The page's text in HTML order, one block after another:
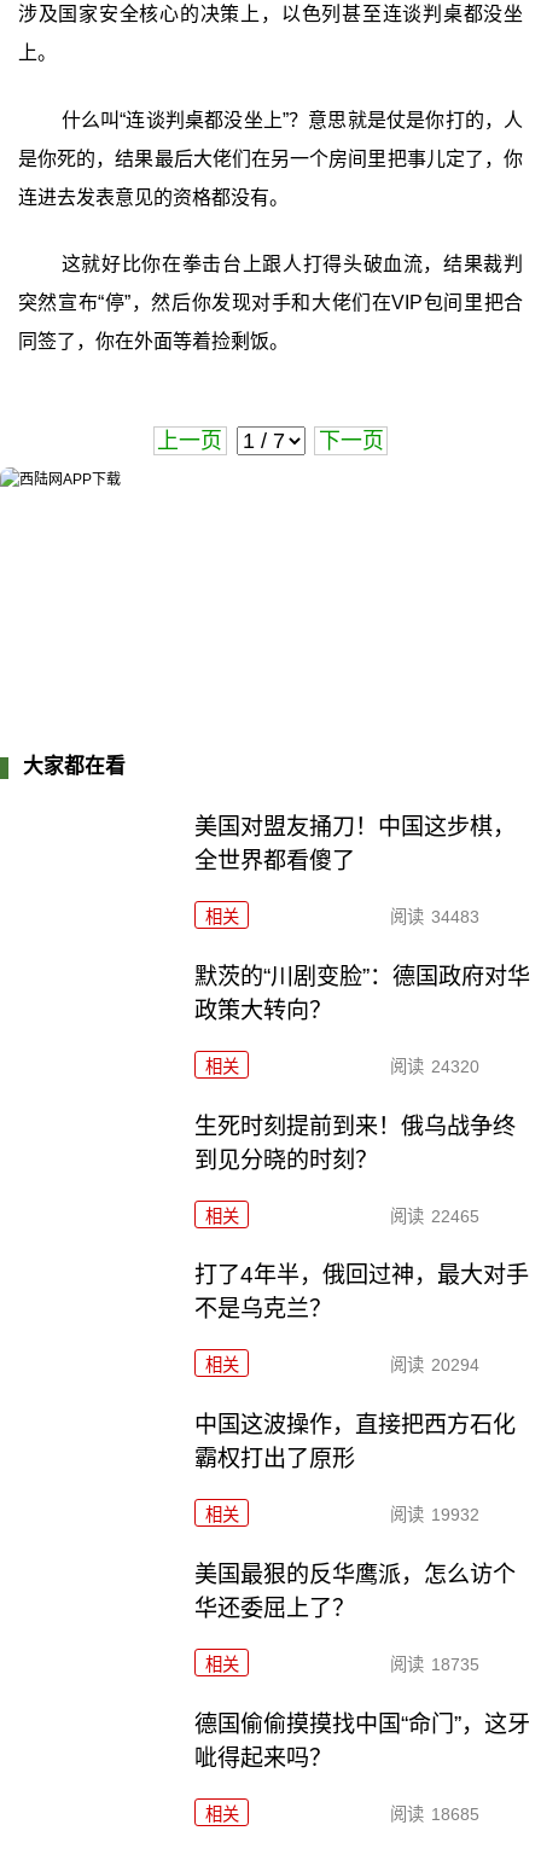
涉及国家安全核心的决策上，以色列甚至连谈判桌都没坐
上。
什么叫“连谈判桌都没坐上”？意思就是仗是你打的，人
是你死的，结果最后大佬们在另一个房间里把事儿定了，你
连进去发表意见的资格都没有。
这就好比你在拳击台上跟人打得头破血流，结果裁判
突然宣布“停”，然后你发现对手和大佬们在VIP包间里把合
同签了，你在外面等着捡剩饭。
上一页 下一页
大家都在看
美国对盟友捅刀！中国这步棋，
全世界都看傻了
相关 阅读 34483
默茨的“川剧变脸”：德国政府对华
政策大转向？
相关 阅读 24320
生死时刻提前到来！俄乌战争终
到见分晓的时刻？
相关 阅读 22465
打了4年半，俄回过神，最大对手
不是乌克兰？
相关 阅读 20294
中国这波操作，直接把西方石化
霸权打出了原形
相关 阅读 19932
美国最狠的反华鹰派，怎么访个
华还委屈上了？
相关 阅读 18735
德国偷偷摸摸找中国“命门”，这牙
呲得起来吗？
相关 阅读 18685